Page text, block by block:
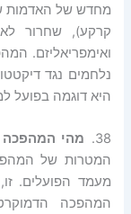
מחדש של האדמות
קרקע), שחרור
נלחמים נגד
היא דוגמה בפועל
38. מהי
המטרות של
מעמד הפועלים.
המהפכה